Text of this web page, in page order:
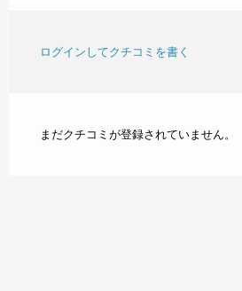
ログインしてクチコミを書く
まだクチコミが登録されていません。